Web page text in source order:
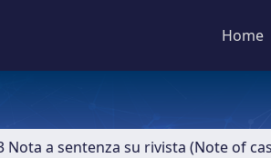
Home
Nota a sentenza su rivista (Note of